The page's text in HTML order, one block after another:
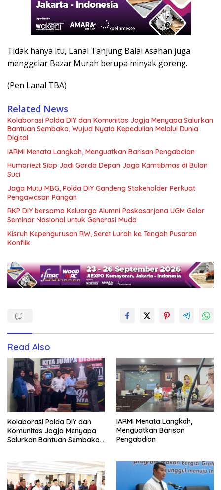
Tidak hanya itu, Lanal Tanjung Balai Asahan juga
menggelar Bazar Murah berupa minyak goreng.
(Pen Lanal TBA)
Related News
Kolaborasi Polda DIY dan Komunitas Jogja Menyapa Salurkan
Bantuan Sembako, Wujud Nyata Kepedulian Melalui Dunia
Digital
IARMI Menata Langkah, Menguatkan Barisan Pengabdian
Humoriezt Siap Jadi Garda Depan Jaga Kamtibmas di Bulan
Suci
Jaga Mutu MBG, Polda DIY Gandeng Stakeholder Perkuat
Pengawasan Pangan
RKP DIY bersama Keluarga Alumni Paskasarjana UGM Gelar
Seminar Nasional untuk Generasi Muda
Kisruh Kepengurusan RW, Seret Lurah ke Tengah Pusaran
Konflik
Read Also
Kolaborasi Polda DIY dan
Komunitas Jogja Menyapa
Salurkan Bantuan Sembako,
IARMI Menata Langkah,
Menguatkan Barisan
Pengabdian